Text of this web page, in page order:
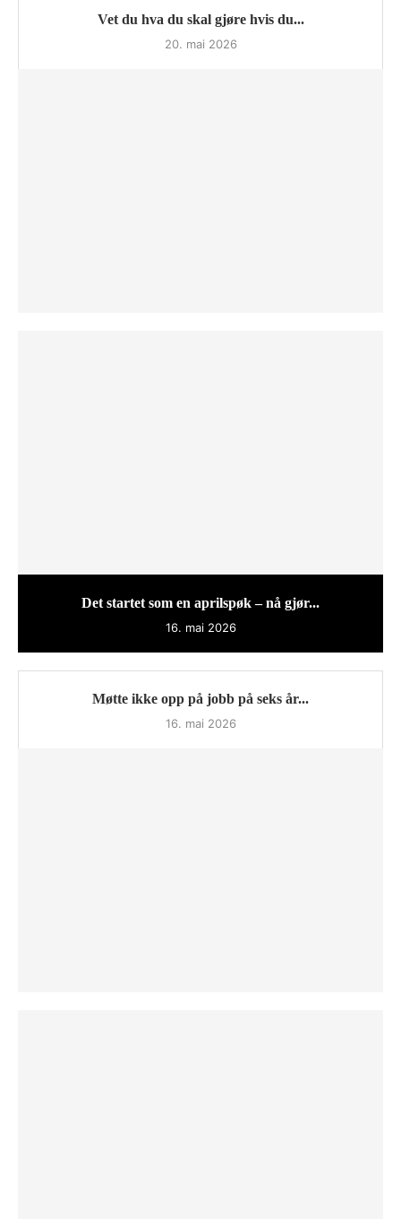
Vet du hva du skal gjøre hvis du...
20. mai 2026
Det startet som en aprilspøk – nå gjør...
16. mai 2026
Møtte ikke opp på jobb på seks år...
16. mai 2026